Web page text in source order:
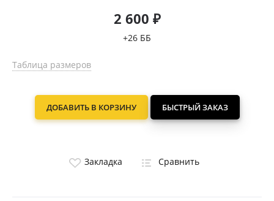
2 600 ₽
+26 ББ
Таблица размеров
ДОБАВИТЬ В КОРЗИНУ БЫСТРЫЙ ЗАКАЗ
Закладка Сравнить